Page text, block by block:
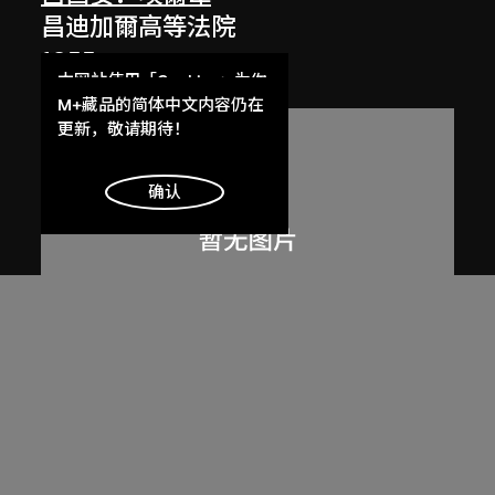
昌迪加爾高等法院
1955
本网站使用「Cookies」为你
提供最好的网站体验。
了解更多
明白
M+藏品的简体中文内容仍在
更新，敬请期待！
确认